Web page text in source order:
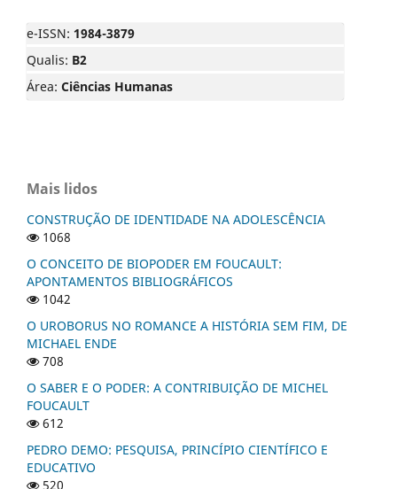
e-ISSN: 1984-3879
Qualis: B2
Área: Ciências Humanas
Mais lidos
CONSTRUÇÃO DE IDENTIDADE NA ADOLESCÊNCIA
1068
O CONCEITO DE BIOPODER EM FOUCAULT:
APONTAMENTOS BIBLIOGRÁFICOS
1042
O UROBORUS NO ROMANCE A HISTÓRIA SEM FIM, DE
MICHAEL ENDE
708
O SABER E O PODER: A CONTRIBUIÇÃO DE MICHEL
FOUCAULT
612
PEDRO DEMO: PESQUISA, PRINCÍPIO CIENTÍFICO E
EDUCATIVO
520